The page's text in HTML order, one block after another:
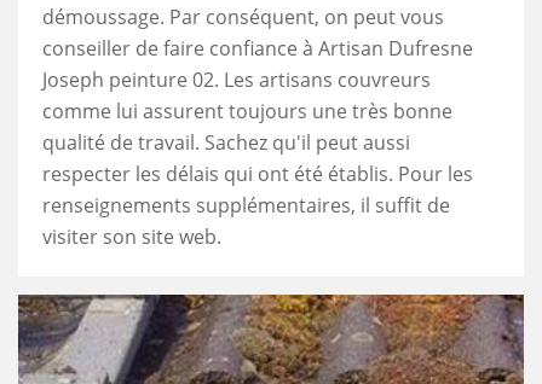
démoussage. Par conséquent, on peut vous
conseiller de faire confiance à Artisan Dufresne
Joseph peinture 02. Les artisans couvreurs
comme lui assurent toujours une très bonne
qualité de travail. Sachez qu'il peut aussi
respecter les délais qui ont été établis. Pour les
renseignements supplémentaires, il suffit de
visiter son site web.